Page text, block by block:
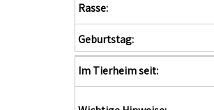
Rasse:
Geburtstag:
Im Tierheim seit: